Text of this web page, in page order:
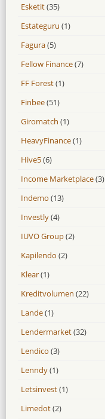
Esketit(35)
Estateguru (1)
Fagura(5)
Fellow Finance(7)
FF Forest(1)
Finbee(51)
Giromatch (1)
HeavyFinance(1)
Hive5(6)
Income Marketplace(3)
Indemo (13)
Investly(4)
IUVO Group(2)
Kapilendo (2)
Klear(1)
Kreditvolumen (22)
Lande(1)
Lendermarket(32)
Lendico (3)
Lenndy(1)
Letsinvest(1)
Limedot(2)